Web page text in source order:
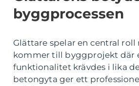
byggprocessen
Glättare spelar en central roll
kommer till byggprojekt där
funktionalitet krävdes i lika
betongyta ger ett